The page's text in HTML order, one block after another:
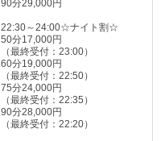
90分29,000円
22:30～24:00☆ナイト割☆
50分17,000円
（最終受付：23:00）
60分19,000円
（最終受付：22:50）
75分24,000円
（最終受付：22:35）
90分28,000円
（最終受付：22:20）